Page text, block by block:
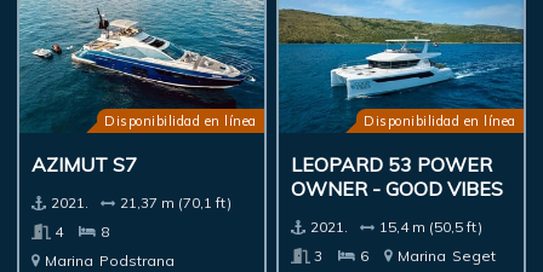
Disponibilidad en línea
AZIMUT S7
2021.
21,37 m (70,1 ft)
4
8
Marina Podstrana
Disponibilidad en línea
LEOPARD 53 POWER
OWNER - GOOD VIBES
2021.
15,4 m (50,5 ft)
3
6 Marina Seget